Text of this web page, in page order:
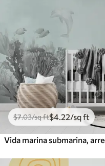
$7.03/sq ft$4 .22/sq ft